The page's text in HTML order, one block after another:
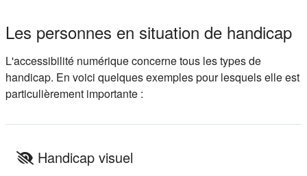
Les personnes en situation de handicap
L'accessibilité numérique concerne tous les types de
handicap. En voici quelques exemples pour lesquels elle est
particulièrement importante :
Handicap visuel